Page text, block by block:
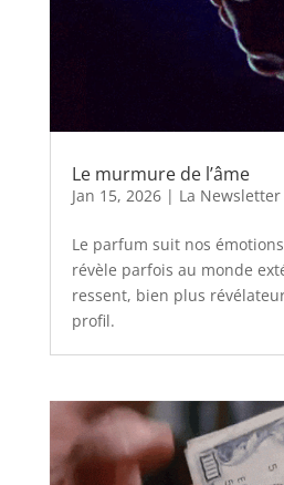
Le murmure de l’âme
Jan 15, 2026| La
Le parfum suit nos
révèle parfois au monde
ressent, bien plus
profil.